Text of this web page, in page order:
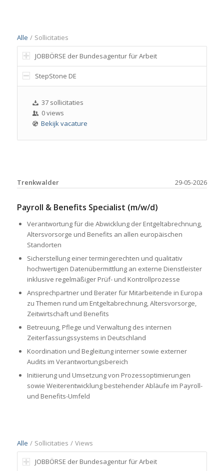
Alle / Sollicitaties
JOBBÖRSE der Bundesagentur für Arbeit
StepStone DE
37 sollicitaties
0 views
Bekijk vacature
29-05-2026
Trenkwalder
Payroll & Benefits Specialist (m/w/d)
Verantwortung für die Abwicklung der Entgeltabrechnung,
Altersvorsorge und Benefits an allen europäischen
Standorten
Sicherstellung einer termingerechten und qualitativ
hochwertigen Datenübermittlung an externe Dienstleister
inklusive regelmäßiger Prüf- und Kontrollprozesse
Ansprechpartner und Berater für Mitarbeitende in Europa
zu Themen rund um Entgeltabrechnung, Altersvorsorge,
Zeitwirtschaft und Benefits
Betreuung, Pflege und Verwaltung des internen
Zeiterfassungssystems in Deutschland
Koordination und Begleitung interner sowie externer
Audits im Verantwortungsbereich
Initiierung und Umsetzung von Prozessoptimierungen
sowie Weiterentwicklung bestehender Abläufe im Payroll-
und Benefits-Umfeld
Alle / Sollicitaties / Views
JOBBÖRSE der Bundesagentur für Arbeit